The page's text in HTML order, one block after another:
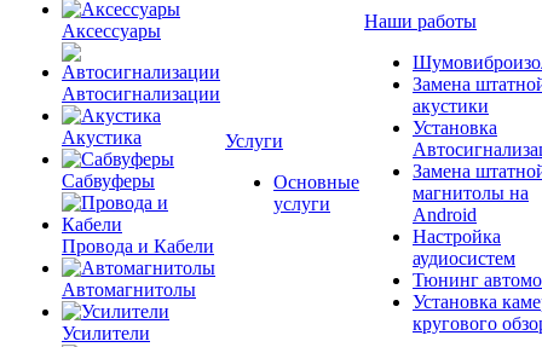
Аксессуары
Автосигнализации
Акустика
Сабвуферы
Провода и Кабели
Автомагнитолы
Усилители
Услуги
Основные
услуги
Наши работы
Замена
акустики
Установка
Замена
магнитолы на
Android
Настройка
аудиосистем
Тюнинг
Установка
кругового